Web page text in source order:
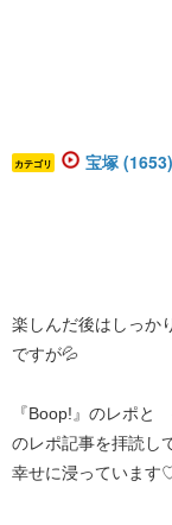
カテゴリ 宝塚 (1653)
楽しんだ後はしっか
ですが💦
『Boop!』のレポ
のレポ記事を拝読し
幸せに浸っています